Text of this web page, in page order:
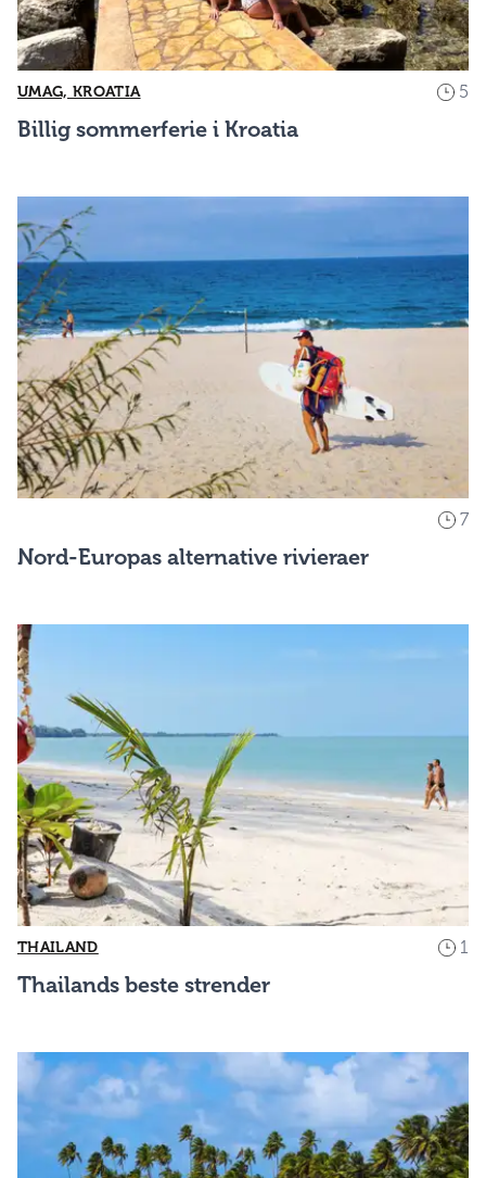
UMAG, KROATIA 5
Billig sommerferie i Kroatia
7
Nord-Europas alternative rivieraer
THAILAND 1
Thailands beste strender